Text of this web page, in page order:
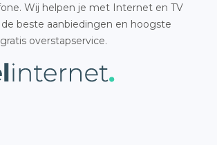
Wij helpen je met Internet en TV
beste aanbiedingen en hoogste
overstapservice.